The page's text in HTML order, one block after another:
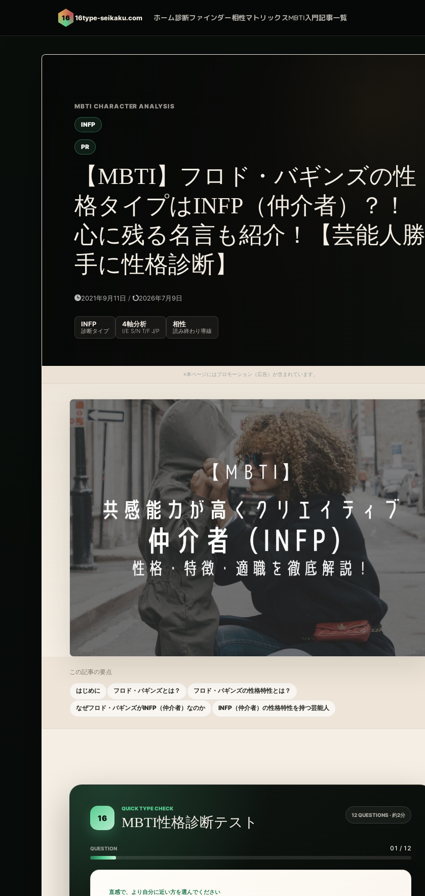
16 16type-seikaku.com ホーム診断ファインダー相性マトリックスMBTI入門記事一覧
INFP
PR
【MBTI】フロド・バギンズの性
格タイプはINFP（仲介者）？！
心に残る名言も紹介！【芸能人勝
手に性格診断】
2021年9月11日 / 2026年7月9日
INFP
診断タイプ
4軸分析
I/E S/N T/F J/P
相性
読み終わり導線
※本ページにはプロモーション（広告）が含まれています。
この記事の要点
はじめに フロド・バギンズとは？ フロド・バギンズの性格特性とは？
なぜフロド・バギンズがINFP（仲介者）なのか INFP（仲介者）の性格特性を持つ芸能人
16
QUICK TYPE CHECK
MBTI性格診断テスト 12 QUESTIONS · 約2分
QUESTION 01 / 12
直感で、より自分に近い方を選んでください